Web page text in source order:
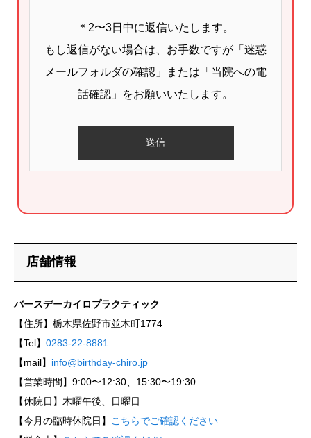
＊2〜3日中に返信いたします。
もし返信がない場合は、お手数ですが「迷惑
メールフォルダの確認」または「当院への電
話確認」をお願いいたします。
店舗情報
バースデーカイロプラクティック
【住所】栃木県佐野市並木町1774
【Tel】 0283-22-8881
【mail】 info@birthday-chiro.jp
【営業時間】9:00〜12:30、15:30〜19:30
【休院日】木曜午後、日曜日
【今月の臨時休院日】
こちらでご確認ください